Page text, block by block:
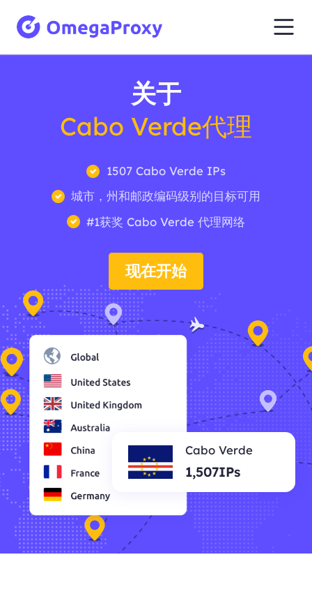
关于
Cabo Verde代理
1507 Cabo Verde IPs
城市，州和邮政编码级别的目标可用
#1获奖 Cabo Verde 代理网络
现在开始
Cabo Verde
1,507IPs